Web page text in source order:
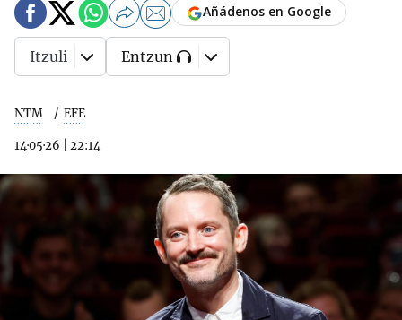
NTM EFE
14·05·26 22:14
Añádenos en Google
Itzuli Entzun